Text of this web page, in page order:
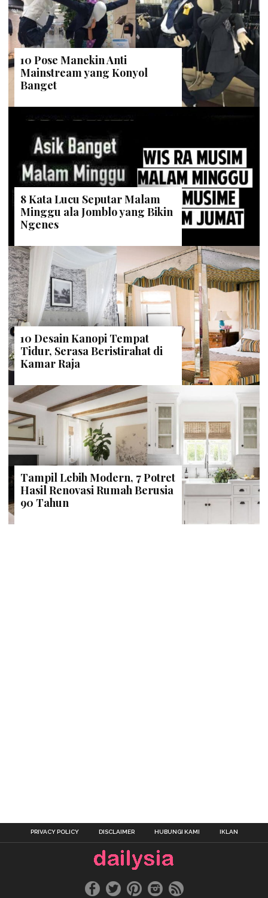
10 Pose Manekin Anti
Mainstream yang Konyol
Banget
8 Kata Lucu Seputar Malam
Minggu ala Jomblo yang Bikin
Ngenes
10 Desain Kanopi Tempat
Tidur, Serasa Beristirahat di
Kamar Raja
Tampil Lebih Modern, 7 Potret
Hasil Renovasi Rumah Berusia
90 Tahun
PRIVACY POLICY DISCLAIMER HUBUNGI KAMI IKLAN